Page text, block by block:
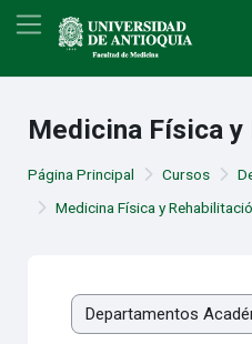
Salta al contenido principal
Panel lateral
Medicina Física
Página Principal Cursos
Medicina Física y
Categorías